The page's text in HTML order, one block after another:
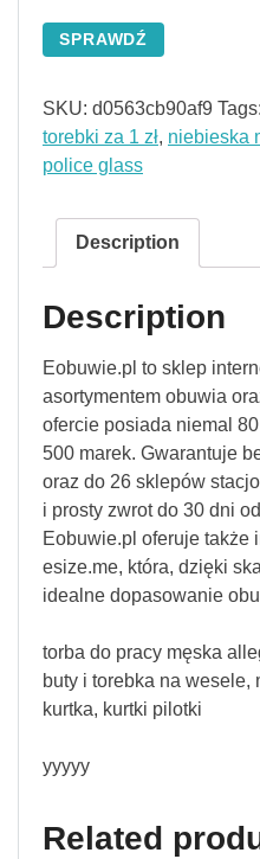
SPRAWDŹ
SKU: d0563cb90af9 Tags:
torebki za 1 zł, niebieska
police glass
Description
Description
Eobuwie.pl to sklep
asortymentem obuwia
ofercie posiada niemal
500 marek. Gwarantuje
oraz do 26 sklepów
i prosty zwrot do 30 dni
Eobuwie.pl oferuje także
esize.me, która, dzięki
idealne dopasowanie
torba do pracy męska
buty i torebka na wesele,
kurtka, kurtki pilotki
yyyyy
Related